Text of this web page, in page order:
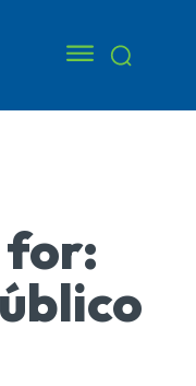
for: